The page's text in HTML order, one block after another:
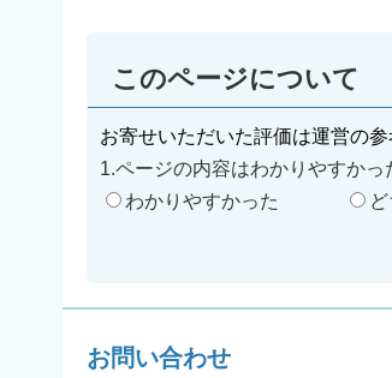
このページについて
お寄せいただいた評価は運営の参
1.ページの内容はわかりやすかっ
わかりやすかった
お問い合わせ